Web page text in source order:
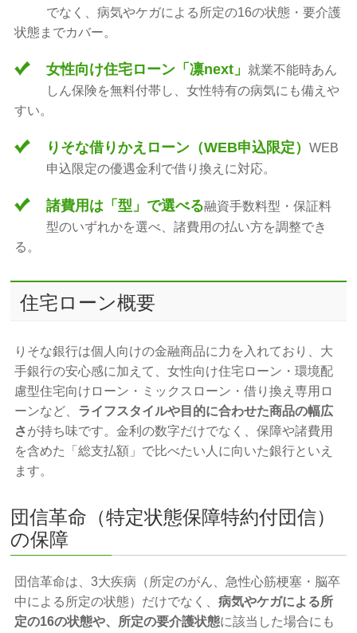
でなく、病気やケガによる所定の16の状態・要介護
状態までカバー。
女性向け住宅ローン「凛next」
就業不能時あん
しん保険を無料付帯し、女性特有の病気にも備えや
すい。
りそな借りかえローン（WEB申込限定）WEB
申込限定の優遇金利で借り換えに対応。
諸費用は「型」で選べる融資手数料型・保証料
型のいずれかを選べ、諸費用の払い方を調整でき
る。
住宅ローン概要
りそな銀行は個人向けの金融商品に力を入れており、大
手銀行の安心感に加えて、女性向け住宅ローン・環境配
慮型住宅向けローン・ミックスローン・借り換え専用ロ
ーンなど、 ライフスタイルや目的に合わせた商品の幅広
さが持ち味です。金利の数字だけでなく、保障や諸費用
を含めた「総支払額」で比べたい人に向いた銀行といえ
ます。
団信革命（特定状態保障特約付団信）
の保障
団信革命は、3大疾病（所定のがん、急性心筋梗塞・脳卒
中による所定の状態）だけでなく、病気やケガによる所
定の16の状態や、所定の要介護状態に該当した場合にも